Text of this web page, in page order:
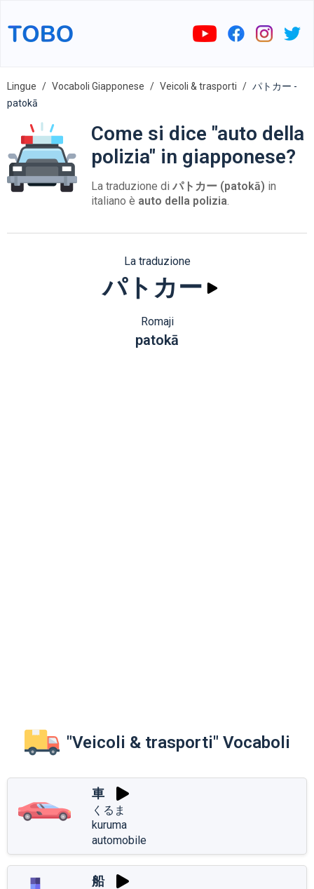
Lingue Vocaboli Giapponese Veicoli & trasporti
パトカー -
patokā
Come si dice "auto della
polizia" in giapponese?
La traduzione di パトカー (patokā) in
italiano è auto della polizia.
La traduzione
パトカー
Romaji
patokā
"Veicoli & trasporti" Vocaboli
車
くるま
kuruma
automobile
船